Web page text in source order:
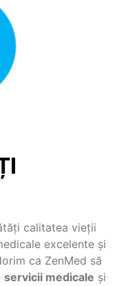
calitatea vieții
excelente și
ca ZenMed să
servicii medicale și